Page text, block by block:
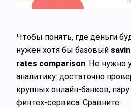
Чтобы понять, где деньги
нужен хотя бы базовый
rates comparison. Не нужно
аналитику: достаточно
крупных онлайн‑банков,
финтех‑сервиса. Сравните: